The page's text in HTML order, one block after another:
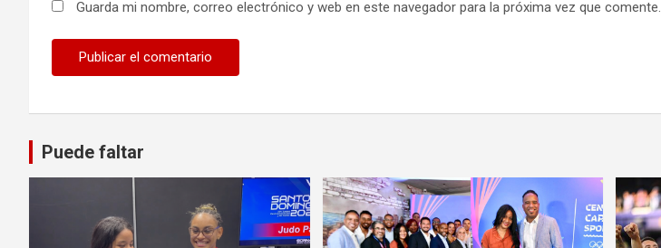
Guarda mi nombre, correo electrónico y web en este navegador para la próxima vez que comente.
Puede faltar